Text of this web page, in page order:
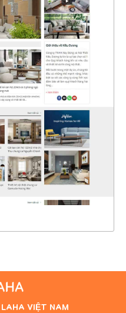
4400
VIỆT NAM